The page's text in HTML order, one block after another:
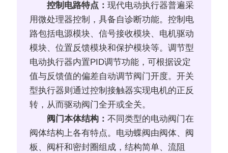
控制电路特点：现代电动执行器普遍采
用微处理器控制，具备自诊断功能。控制电
路包括电源模块、信号接收模块、电机驱动
模块、位置反馈模块和保护模块等。调节型
电动执行器内置PID调节功能，可根据设定
值与反馈值的偏差自动调节阀门开度。开关
型执行器则通过控制接触器实现电机的正反
转，从而驱动阀门全开或全关。
阀门本体结构：不同类型的电动阀门在
阀体结构上各有特点。电动蝶阀由阀体、阀
板、阀杆和密封圈组成，结构简单、流阻